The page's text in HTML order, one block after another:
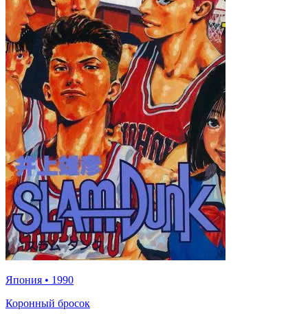
Япония • 1990
Коронный бросок